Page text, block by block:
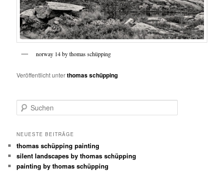
norway 14 by thomas schüpping
Veröffentlicht unterthomas schüpping
u
h
n
NEUESTE BEITRÄGE
thomas schüpping painting
silent landscapes by thomas schüpping
painting by thomas schüpping